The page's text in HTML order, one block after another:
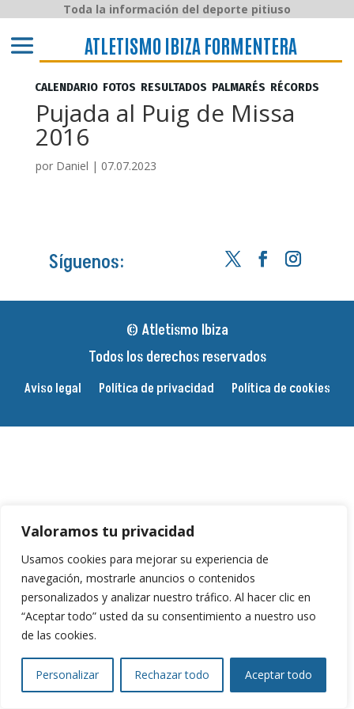
Valoramos tu privacidad
Usamos cookies para mejorar su experiencia de
navegación, mostrarle anuncios o contenidos
personalizados y analizar nuestro tráfico. Al hacer clic en
“Aceptar todo” usted da su consentimiento a nuestro uso
de las cookies.
Personalizar Rechazar todo Aceptar todo
ATLETISMO IBIZA y FORMENTERA
Toda la información del deporte pitiuso
ATLETISMO IBIZA FORMENTERA
CALENDARIO FOTOS RESULTADOS PALMARÉS RÉCORDS
Pujada al Puig de Missa
2016
por Daniel | 07.07.2023
Síguenos:
© Atletismo Ibiza
Todos los derechos reservados
Aviso legal Política de privacidad Política de cookies